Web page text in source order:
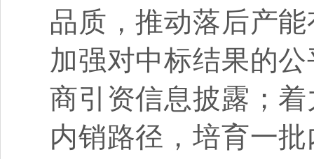
品质，推动落后产
加强对中标结果的
商引资信息披露；
内销路径，培育一